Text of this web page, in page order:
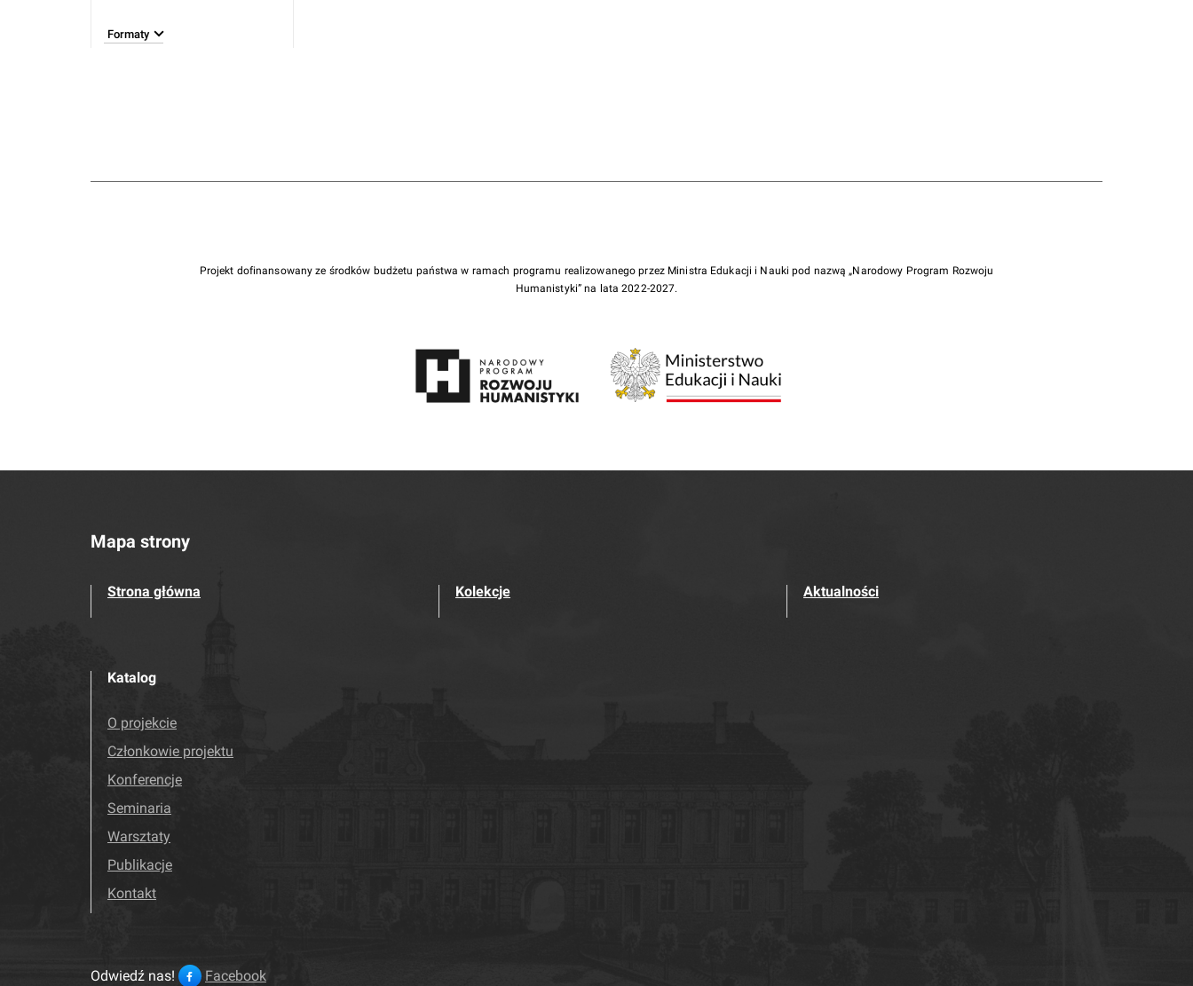
1752)
Formaty
Projekt dofinansowany ze środków budżetu państwa w ramach programu realizowanego przez Ministra Edukacji i Nauki pod nazwą „Narodowy Program Rozwoju
Humanistyki” na lata 2022-2027.
Mapa strony
Strona główna Kolekcje Aktualności
Katalog
O projekcie
Członkowie projektu
Konferencje
Seminaria
Warsztaty
Publikacje
Kontakt
Odwiedź nas! Facebook